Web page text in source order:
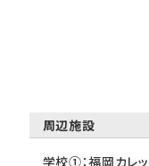
周辺施設
学校①：福岡カレ